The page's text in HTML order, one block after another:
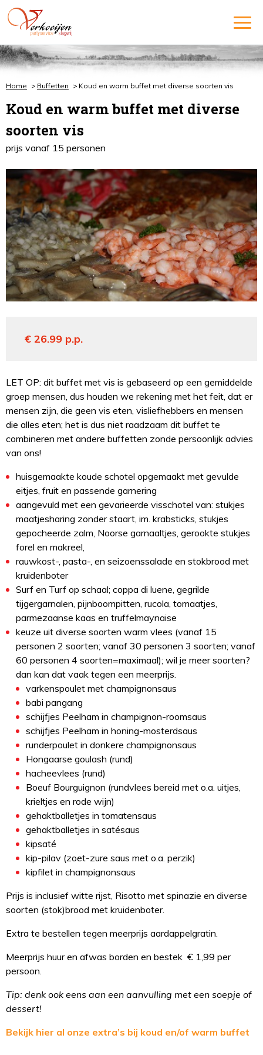
Home Buffetten Koud en warm buffet met diverse soorten vis
Koud en warm buffet met diverse
soorten vis
prijs vanaf 15 personen
€ 26.99 p.p.
LET OP: dit buffet met vis is gebaseerd op een gemiddelde
groep mensen, dus houden we rekening met het feit, dat er
mensen zijn, die geen vis eten, visliefhebbers en mensen
die alles eten; het is dus niet raadzaam dit buffet te
combineren met andere buffetten zonde persoonlijk advies
van ons!
huisgemaakte koude schotel opgemaakt met gevulde
eitjes, fruit en passende garnering
aangevuld met een gevarieerde visschotel van: stukjes
maatjesharing zonder staart, im. krabsticks, stukjes
gepocheerde zalm, Noorse garnaaltjes, gerookte stukjes
forel en makreel,
rauwkost-, pasta-, en seizoenssalade en stokbrood met
kruidenboter
Surf en Turf op schaal; coppa di luene, gegrilde
tijgergarnalen, pijnboompitten, rucola, tomaatjes,
parmezaanse kaas en truffelmaynaise
keuze uit diverse soorten warm vlees (vanaf 15
personen 2 soorten; vanaf 30 personen 3 soorten; vanaf
60 personen 4 soorten=maximaal); wil je meer soorten?
dan kan dat vaak tegen een meerprijs.
varkenspoulet met champignonsaus
babi pangang
schijfjes Peelham in champignon-roomsaus
schijfjes Peelham in honing-mosterdsaus
runderpoulet in donkere champignonsaus
Hongaarse goulash (rund)
hacheevlees (rund)
Boeuf Bourguignon (rundvlees bereid met o.a. uitjes,
krieltjes en rode wijn)
gehaktballetjes in tomatensaus
gehaktballetjes in satésaus
kipsaté
kip-pilav (zoet-zure saus met o.a. perzik)
kipfilet in champignonsaus
Prijs is inclusief witte rijst, Risotto met spinazie en diverse
soorten (stok)brood met kruidenboter.
Extra te bestellen tegen meerprijs aardappelgratin.
Meerprijs huur en afwas borden en bestek € 1,99 per
persoon.
Tip: denk ook eens aan een aanvulling met een soepje of
dessert!
Bekijk hier al onze extra’s bij koud en/of warm buffet